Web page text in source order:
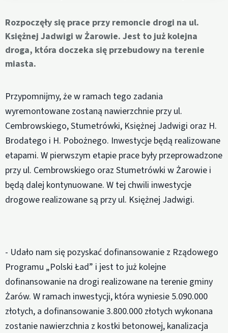
Rozpoczęły się prace przy remoncie drogi na ul.
Księżnej Jadwigi w Żarowie. Jest to już kolejna
droga, która doczeka się przebudowy na terenie
miasta.
Przypomnijmy, że w ramach tego zadania
wyremontowane zostaną nawierzchnie przy ul.
Cembrowskiego, Stumetrówki, Księżnej Jadwigi oraz H.
Brodatego i H. Pobożnego. Inwestycje będą realizowane
etapami. W pierwszym etapie prace były przeprowadzone
przy ul. Cembrowskiego oraz Stumetrówki w Żarowie i
będą dalej kontynuowane. W tej chwili inwestycje
drogowe realizowane są przy ul. Księżnej Jadwigi.
- Udało nam się pozyskać dofinansowanie z Rządowego
Programu „Polski Ład” i jest to już kolejne
dofinansowanie na drogi realizowane na terenie gminy
Żarów. W ramach inwestycji, która wyniesie 5.090.000
złotych, a dofinansowanie 3.800.000 złotych wykonana
zostanie nawierzchnia z kostki betonowej, kanalizacja